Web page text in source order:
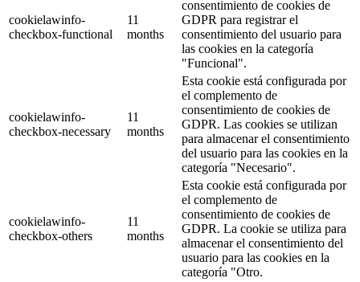
cookielawinfo-
checkbox-functional
11
months
consentimiento de cookies de
GDPR para registrar el
consentimiento del usuario para
las cookies en la categoría
"Funcional".
cookielawinfo-
checkbox-necessary
11
months
Esta cookie está configurada por
el complemento de
consentimiento de cookies de
GDPR. Las cookies se utilizan
para almacenar el consentimiento
del usuario para las cookies en la
categoría "Necesario".
cookielawinfo-
checkbox-others
11
months
Esta cookie está configurada por
el complemento de
consentimiento de cookies de
GDPR. La cookie se utiliza para
almacenar el consentimiento del
usuario para las cookies en la
categoría "Otro.